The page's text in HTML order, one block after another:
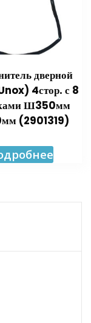
дверной
4стор. с 8
Ш350мм
(2901319)